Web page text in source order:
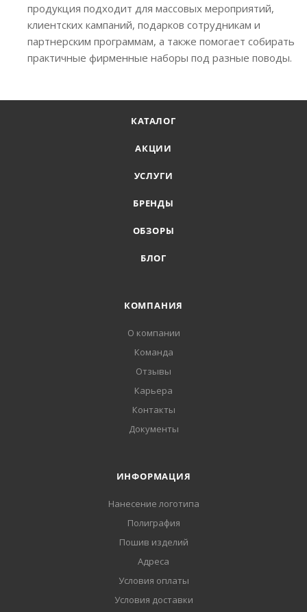
продукция подходит для массовых мероприятий,
клиентских кампаний, подарков сотрудникам и
партнерским программам, а также помогает собирать
практичные фирменные наборы под разные поводы.
КАТАЛОГ
АКЦИИ
УСЛУГИ
БРЕНДЫ
ОБЗОРЫ
БЛОГ
КОМПАНИЯ
О компании
Команда
Отзывы
Карьера
Контакты
Документы
ИНФОРМАЦИЯ
Нанесение логотипа
Полиграфия
Пошив изделий
Адреса
Условия оплаты
Условия доставки